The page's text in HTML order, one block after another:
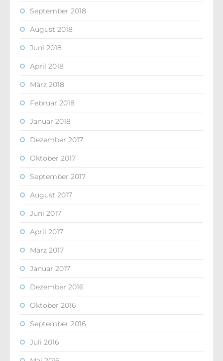
September 2018
August 2018
Juni 2018
April 2018
März 2018
Februar 2018
Januar 2018
Dezember 2017
Oktober 2017
September 2017
August 2017
Juni 2017
April 2017
März 2017
Januar 2017
Dezember 2016
Oktober 2016
September 2016
Juli 2016